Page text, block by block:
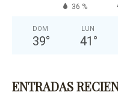
36 %
DOM
39°
LUN
41 °
ENTRADAS